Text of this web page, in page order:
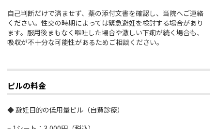
自己判断だけで済ませず、薬の添付文書を確認し、当院へご連絡
ください。性交の時期によっては緊急避妊を検討する場合があり
ます。服用後まもなく嘔吐した場合や激しい下痢が続く場合も、
吸収が不十分な可能性があるためご相談ください。
ピルの料金
◆ 避妊目的の低用量ピル（自費診療）